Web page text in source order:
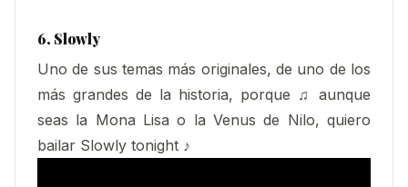
6. Slowly
Uno de sus temas más originales, de uno de los
más grandes de la historia, porque ♫ aunque
seas la Mona Lisa o la Venus de Nilo, quiero
bailar Slowly tonight ♪